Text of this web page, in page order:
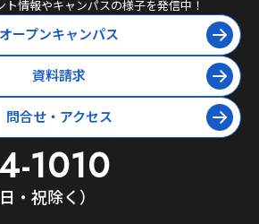
ト情報やキャンパスの様子を発信中！
オープンキャンパス
資料請求
問合せ・アクセス
1010
祝除く）